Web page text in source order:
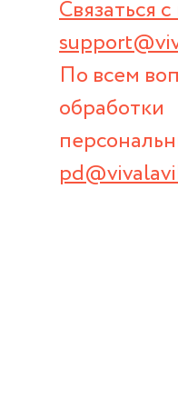
Связаться
По всем
обработки